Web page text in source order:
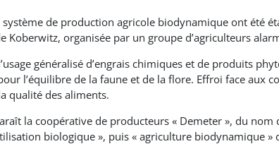
système de production agricole biodynamique ont été
Koberwitz, organisée par un groupe d’agriculteurs
généralisé d’engrais chimiques et de produits
l’équilibre de la faune et de la flore. Effroi face aux
qualité des aliments.
la coopérative de producteurs « Demeter », du nom
biologique », puis « agriculture biodynamique »